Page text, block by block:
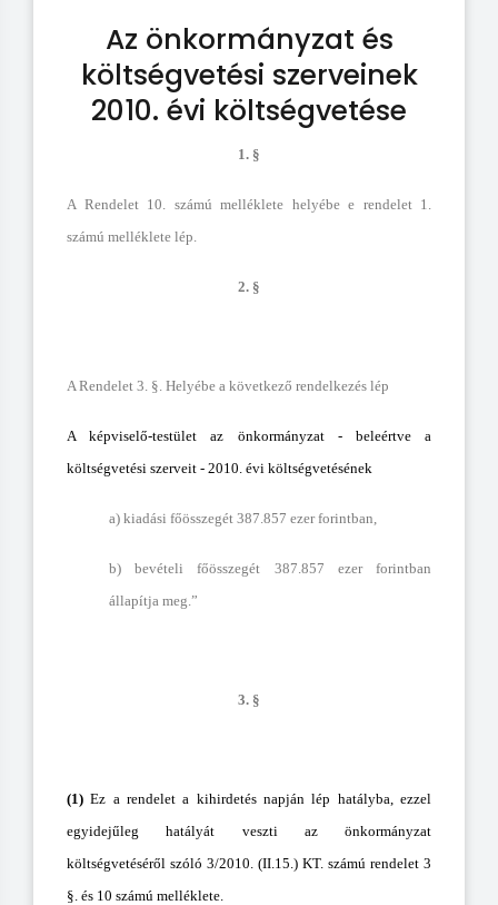
Az önkormányzat és
költségvetési szerveinek
2010. évi költségvetése
1. §
A Rendelet 10. számú melléklete helyébe e rendelet 1.
számú melléklete lép.
2. §
A Rendelet 3. §. Helyébe a következő rendelkezés lép
A képviselő-testület az önkormányzat - beleértve a
költségvetési szerveit - 2010. évi költségvetésének
a) kiadási főösszegét 387.857 ezer forintban,
b) bevételi főösszegét 387.857 ezer forintban
állapítja meg.”
3. §
(1) Ez a rendelet a kihirdetés napján lép hatályba, ezzel
egyidejűleg hatályát veszti az önkormányzat
költségvetéséről szóló 3/2010. (II.15.) KT. számú rendelet 3
§. és 10 számú melléklete.